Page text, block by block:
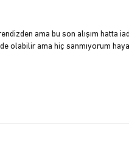
ama bu son alışım hatta
olabilir ama hiç sanmıyorum